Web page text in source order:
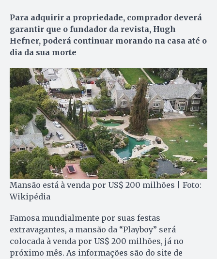
Para adquirir a propriedade, comprador deverá
garantir que o fundador da revista, Hugh
Hefner, poderá continuar morando na casa até o
dia da sua morte
Mansão está à venda por US$ 200 milhões | Foto:
Wikipédia
Famosa mundialmente por suas festas
extravagantes, a mansão da “Playboy” será
colocada à venda por US$ 200 milhões, já no
próximo mês. As informações são do site de